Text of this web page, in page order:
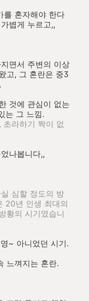
를 혼자해야 한다
볍게 누르고,,
면서 주변의 이상
고, 그 혼란은 중3
것에 관심이 없는
는 그 느낌.
라하기 짝이 없
나봅니다,,
심할 정도의 방
20년 인생 최대의
황의 시기였습니
~ 아니었던 시기.
느껴지는 혼란.